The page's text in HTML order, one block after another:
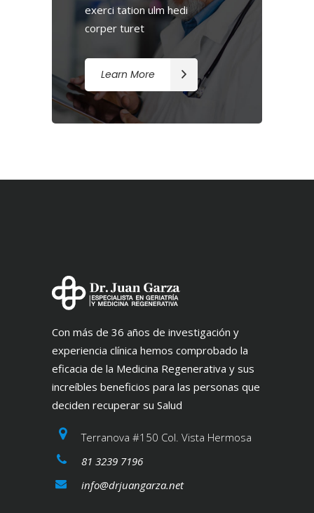
exerci tation ulm hedi
corper turet
Learn More
Con más de 36 años de investigación y
experiencia clínica hemos comprobado la
eficacia de la Medicina Regenerativa y sus
increíbles beneficios para las personas que
deciden recuperar su Salud
Terranova #150 Col. Vista Hermosa
81 3239 7196
info@drjuangarza.net